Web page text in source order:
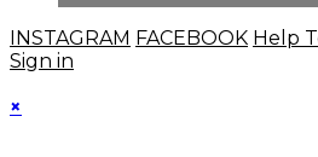
INSTAGRAM FACEBOOK Help
Sign in
×